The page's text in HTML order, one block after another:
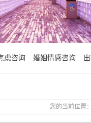
虑咨询 婚姻情感咨询
您的当前位置：